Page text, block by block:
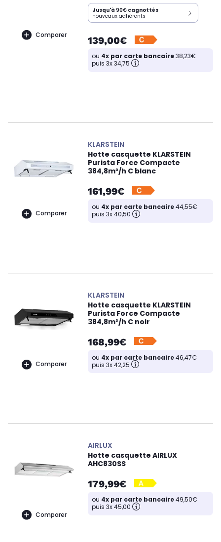
Comparer
Jusqu'à 90€ cagnottés
nouveaux adhérents
139,00€
ou 4x par carte bancaire38,23€
puis 3x 34,75
Comparer
KLARSTEIN
Hotte casquette KLARSTEIN
Purista Force Compacte
384,8m³/h C blanc
161,99€
ou 4x par carte bancaire44,55€
puis 3x 40,50
Comparer
KLARSTEIN
Hotte casquette KLARSTEIN
Purista Force Compacte
384,8m³/h C noir
168,99€
ou 4x par carte bancaire46,47€
puis 3x 42,25
Comparer
AIRLUX
Hotte casquette AIRLUX
AHC830SS
179,99€
ou 4x par carte bancaire49,50€
puis 3x 45,00